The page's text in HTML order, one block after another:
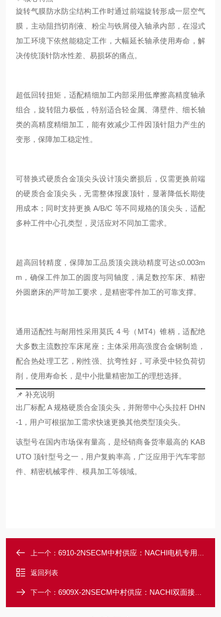
旋转气膜防水防尘结构工作时通过前端旋转形成一层空气
膜，主动阻挡切削液、粉尘与铁屑侵入轴承内部，在湿式
加工环境下依然能稳定工作，大幅延长轴承使用寿命，解
决传统顶针防水性差、易损坏的痛点。
超低回转扭矩，适配精细加工内部采用低摩擦高精度轴承
组合，旋转阻力极低，特别适合轻金属、薄壁件、细长轴
类的高精度精细加工，能有效减少工件因顶针阻力产生的
变形，保障加工稳定性。
可替换式硬质合金顶尖头设计顶尖磨损后，仅需更换前端
的硬质合金顶尖头，无需整体报废顶针，显著降低长期使
用成本；同时支持更换 A/B/C 等不同规格的顶尖头，适配
多种工件中心孔类型，灵活应对不同加工需求。
超高回转精度，保障加工品质顶尖跳动精度可达≤0.003m
m，确保工件加工的圆度与同轴度，满足数控车床、精密
外圆磨床的严苛加工要求，是精密零件加工的可靠支撑。
通用适配性与耐用性采用莫氏 4 号（MT4）锥柄，适配绝
大多数主流数控车床尾座；主体采用高强度合金钢制造，
配合热处理工艺，刚性强、抗弯性好，可承受中轻负荷切
削，使用寿命长，是中小批量精密加工的理想选择。
📌 补充说明
出厂标配 A 规格硬质合金顶尖头，并附带中心头拉杆 DHN
-1，用户可根据加工需求快速更换其他类型顶尖头。
该型号在国内市场保有量高，是经销商备货率最高的 KAB
UTO 顶针型号之一，用户复购率高，广泛应用于汽车零部
件、精密机械零件、模具加工等领域。
上一个： 6910-2NSECM中村供应：NACHI电机专用密封深沟球轴承
返回列表
下一个： 6909X-2NSECM中村供应：NACHI双面接触密封轴承